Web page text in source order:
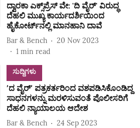
ದ್ವಾರಕಾ ಎಕ್ಸ್‌ಪ್ರೆಸ್ ವೇ: 'ದಿ ವೈರ್' ವಿರುದ್ಧ
ದೆಹಲಿ ಮುಖ್ಯ ಕಾರ್ಯದರ್ಶಿಯಿಂದ
ಹೈಕೋರ್ಟ್‌ನಲ್ಲಿ ಮಾನಹಾನಿ ದಾವೆ
Bar & Bench
20 Nov 2023
1 min read
ಸುದ್ದಿಗಳು
ʼದ ವೈರ್‌ʼ ಪತ್ರಕರ್ತರಿಂದ ವಶಪಡಿಸಿಕೊಂಡಿದ್ದ
ಸಾಧನಗಳನ್ನು ಮರಳಿಸುವಂತೆ ಪೊಲೀಸರಿಗೆ
ದೆಹಲಿ ನ್ಯಾಯಾಲಯ ಆದೇಶ
Bar & Bench
24 Sep 2023